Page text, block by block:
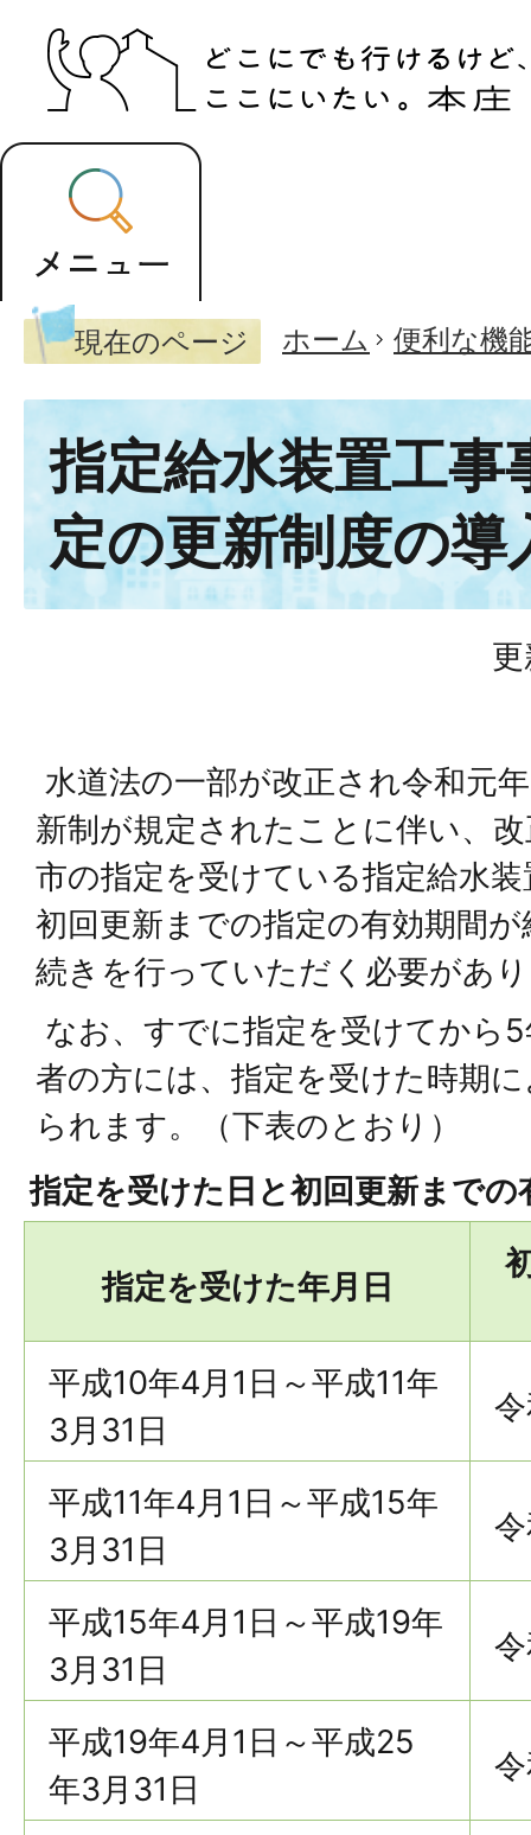
現在のページ ホーム 便利な機
指定給水装置工事
定の更新制度の導
水道法の一部が改正され令和元
新制が規定されたことに伴い、
市の指定を受けている指定給水
初回更新までの指定の有効期間
続きを行っていただく必要があ
なお、すでに指定を受けてから
者の方には、指定を受けた時期
られます。（下表のとおり）
指定を受けた日と初回更新までの
指定を受けた年月日
平成10年4月1日～平成11年
3月31日
平成11年4月1日～平成15年
3月31日
平成15年4月1日～平成19年
3月31日
平成19年4月1日～平成25
年3月31日